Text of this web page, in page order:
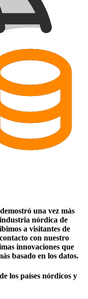
una vez más
nórdica de
a visitantes de
con nuestro
innovaciones que
basado en los datos.
los países nórdicos y